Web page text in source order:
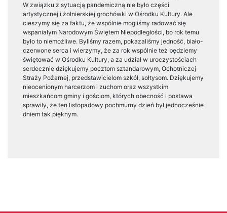
W związku z sytuacją pandemiczną nie było części
artystycznej i żołnierskiej grochówki w Ośrodku Kultury. Ale
cieszymy się za faktu, że wspólnie mogliśmy radować się
wspaniałym Narodowym Świętem Niepodległości, bo rok temu
było to niemożliwe. Byliśmy razem, pokazaliśmy jedność, biało-
czerwone serca i wierzymy, że za rok wspólnie też będziemy
świętować w Ośrodku Kultury, a za udział w uroczystościach
serdecznie dziękujemy pocztom sztandarowym, Ochotniczej
Straży Pożarnej, przedstawicielom szkół, sołtysom. Dziękujemy
nieocenionym harcerzom i zuchom oraz wszystkim
mieszkańcom gminy i gościom, których obecność i postawa
sprawiły, że ten listopadowy pochmurny dzień był jednocześnie
dniem tak pięknym.